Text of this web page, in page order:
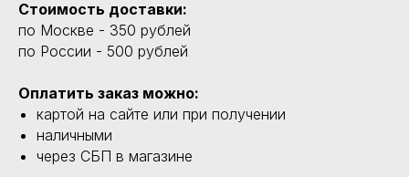
Стоимость доставки:
по Москве - 350 рублей
по России - 500 рублей
Оплатить заказ можно:
картой на сайте или при получении
наличными
через СБП в магазине